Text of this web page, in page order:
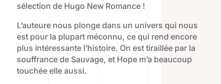
sélection de Hugo New Romance !
L’auteure nous plonge dans un univers qui nous
est pour la plupart méconnu, ce qui rend encore
plus intéressante l’histoire. On est tiraillée par la
souffrance de Sauvage, et Hope m’a beaucoup
touchée elle aussi.